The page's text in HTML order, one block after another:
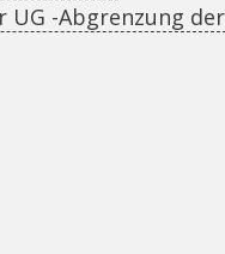
UG -Abgrenzung